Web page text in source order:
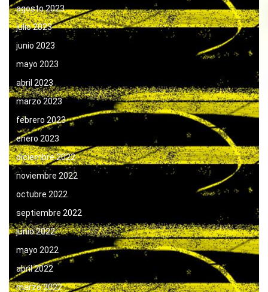
agosto 2023
julio 2023
junio 2023
mayo 2023
abril 2023
marzo 2023
febrero 2023
enero 2023
diciembre 2022
noviembre 2022
octubre 2022
septiembre 2022
junio 2022
mayo 2022
abril 2022
marzo 2022